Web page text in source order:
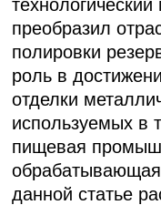
технологический
преобразил
полировки
роль в
отделки
используемых в
пищевая
данной статье